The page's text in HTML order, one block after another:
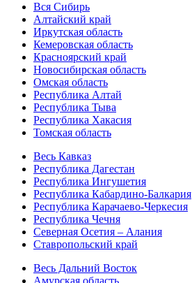
Вся Сибирь
Алтайский край
Иркутская область
Кемеровская область
Красноярский край
Новосибирская область
Омская область
Республика Алтай
Республика Тыва
Республика Хакасия
Томская область
Весь Кавказ
Республика Дагестан
Республика Ингушетия
Республика Кабардино-Балкария
Республика Карачаево-Черкесия
Республика Чечня
Северная Осетия – Алания
Ставропольский край
Весь Дальний Восток
Амурская область